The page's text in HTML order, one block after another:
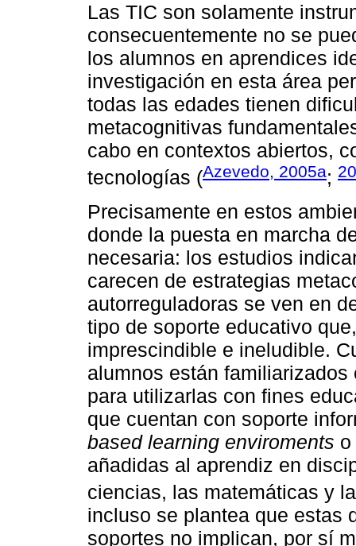
Las TIC son solamente
consecuentemente no se
los alumnos en aprendices
investigación en esta área
todas las edades tienen
metacognitivas
cabo en contextos abiertos,
tecnologías (Azevedo, 2005a;
Precisamente en estos
donde la puesta en marcha
necesaria: los estudios
carecen de estrategias
autorreguladoras se ven en
tipo de soporte educativo
imprescindible e ineludible.
alumnos están
para utilizarlas con fines
que cuentan con soporte
based learning enviroments
añadidas al aprendiz en
ciencias, las matemáticas y
incluso se plantea que estas
soportes no implican, por sí